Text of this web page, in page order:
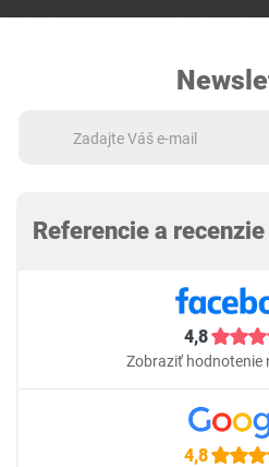
Referencie a recenzie
4,8
Zobraziť hodnotenie
4,8